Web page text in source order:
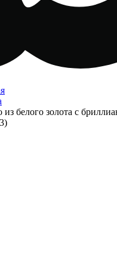
из белого золота с